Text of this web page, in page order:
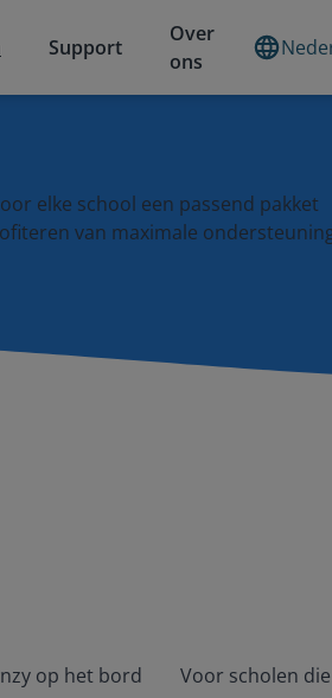
Support
Over
ons
elke school een passend pakket
van maximale
op het bord
Voor scholen